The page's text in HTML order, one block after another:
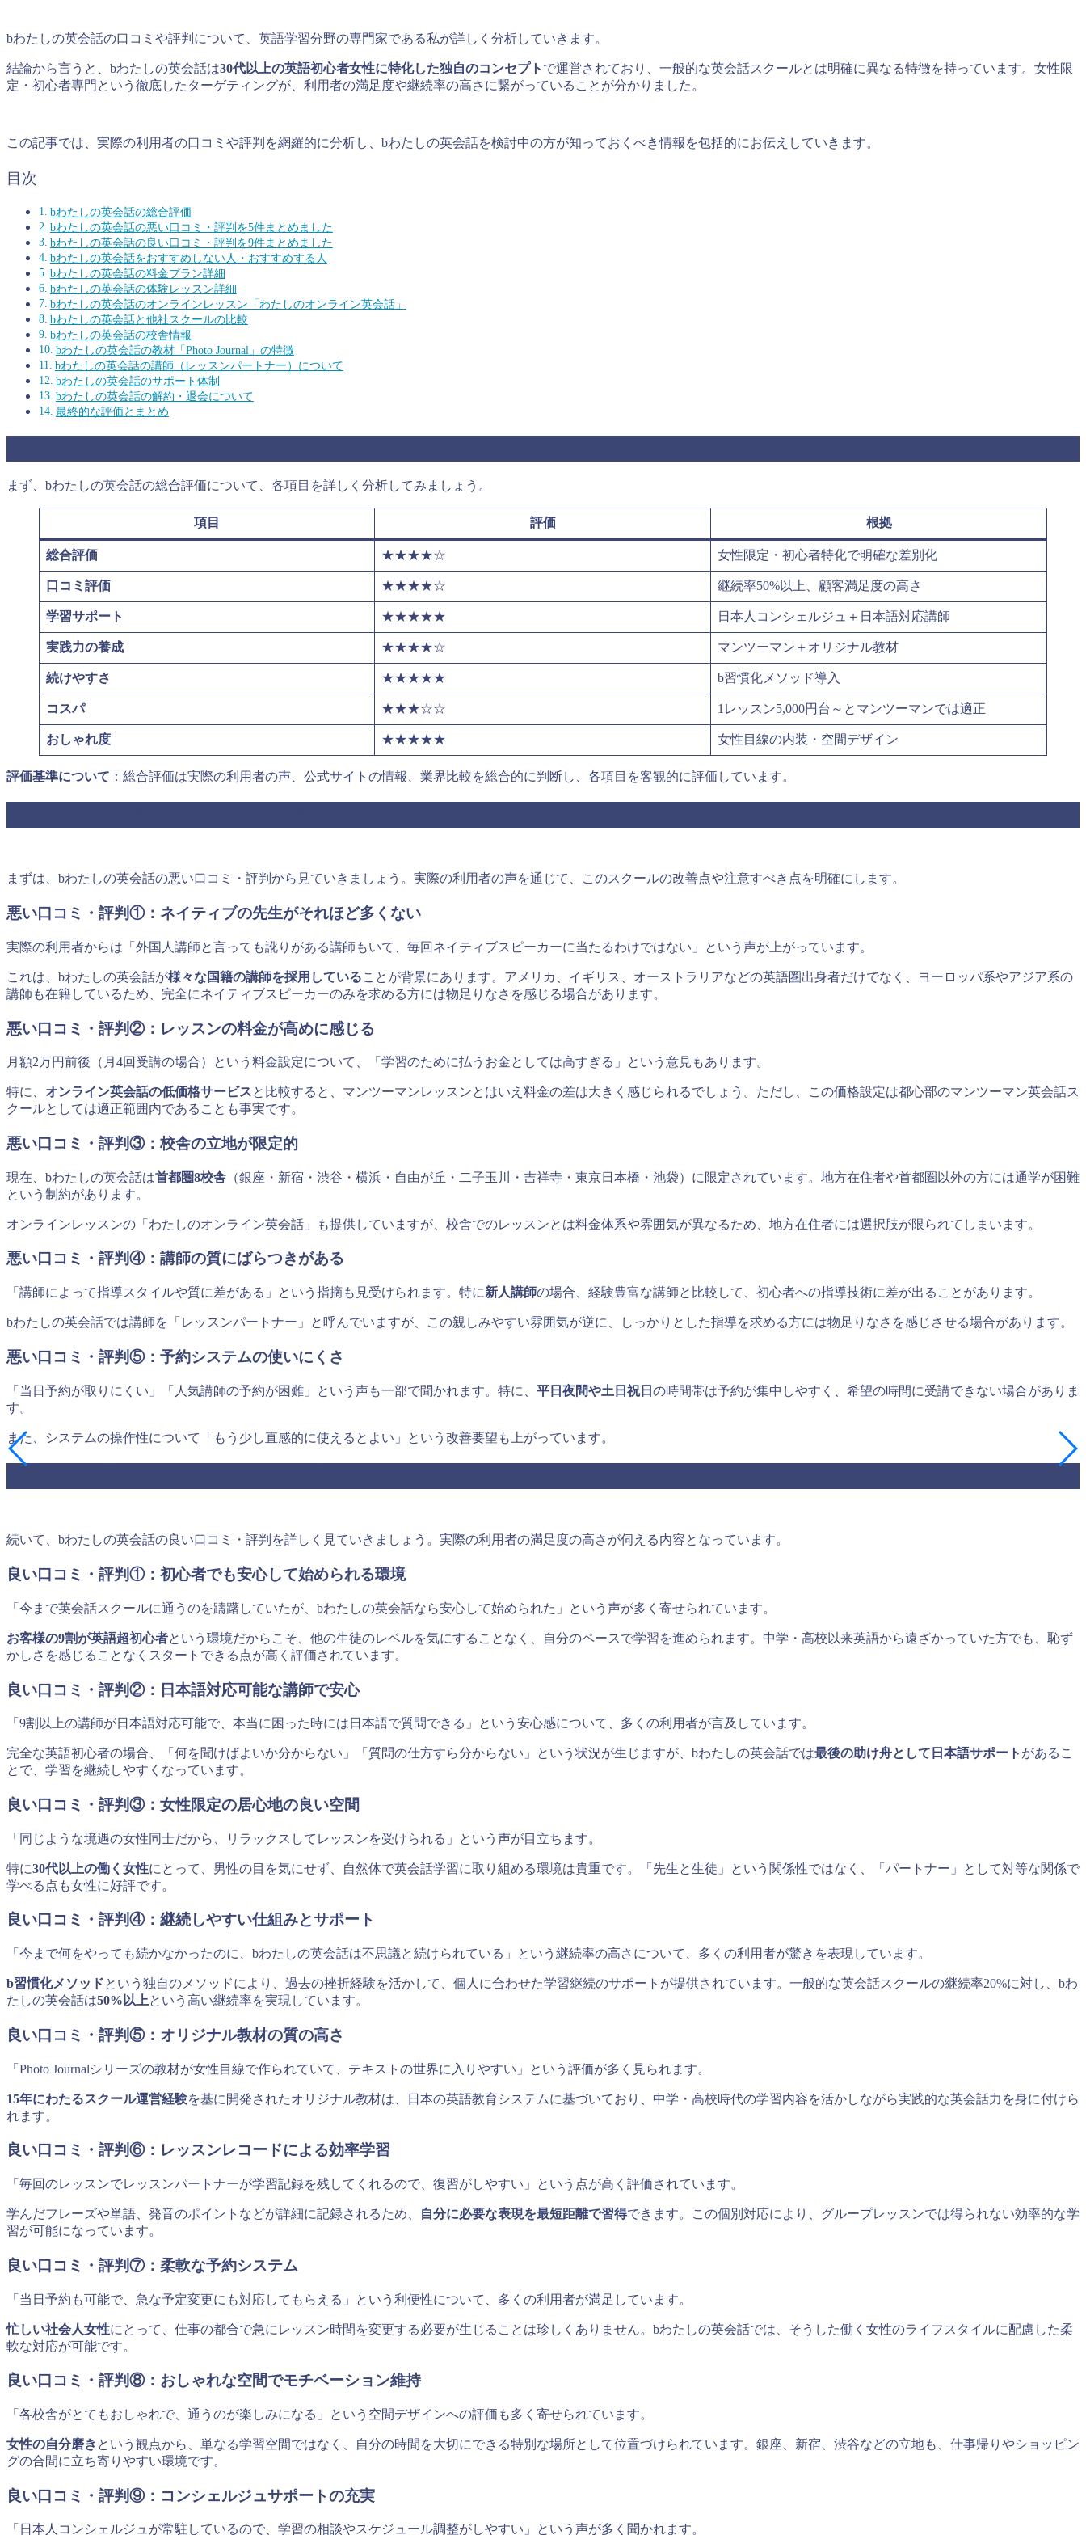
bわたしの英会話の口コミや評判について、英語学習分野の専門家である私が詳しく分析していきます。
結論から言うと、bわたしの英会話は30代以上の英語初心者女性に特化した独自のコンセプト で運営されており、一般的な英会話スクールとは明確に異なる特徴を持っています。女性限
定・初心者専門という徹底したターゲティングが、利用者の満足度や継続率の高さに繋がっていることが分かりました。
この記事では、実際の利用者の口コミや評判を網羅的に分析し、bわたしの英会話を検討中の方が知っておくべき情報を包括的にお伝えしていきます。
目次
bわたしの英会話の総合評価
bわたしの英会話の悪い口コミ・評判を5件まとめました
bわたしの英会話の良い口コミ・評判を9件まとめました
bわたしの英会話をおすすめしない人・おすすめする人
bわたしの英会話の料金プラン詳細
bわたしの英会話の体験レッスン詳細
bわたしの英会話のオンラインレッスン「わたしのオンライン英会話」
bわたしの英会話と他社スクールの比較
bわたしの英会話の校舎情報
bわたしの英会話の教材「Photo Journal」の特徴
bわたしの英会話の講師（レッスンパートナー）について
bわたしの英会話のサポート体制
bわたしの英会話の解約・退会について
最終的な評価とまとめ
まず、bわたしの英会話の総合評価について、各項目を詳しく分析してみましょう。
項目 評価 根拠
総合評価 ★★★★☆ 女性限定・初心者特化で明確な差別化
口コミ評価 ★★★★☆ 継続率50%以上、顧客満足度の高さ
学習サポート ★★★★★ 日本人コンシェルジュ＋日本語対応講師
実践力の養成 ★★★★☆ マンツーマン＋オリジナル教材
続けやすさ ★★★★★ b習慣化メソッド導入
コスパ ★★★☆☆ 1レッスン5,000円台～とマンツーマンでは適正
おしゃれ度 ★★★★★ 女性目線の内装・空間デザイン
評価基準について ：総合評価は実際の利用者の声、公式サイトの情報、業界比較を総合的に判断し、各項目を客観的に評価しています。
まずは、bわたしの英会話の悪い口コミ・評判から見ていきましょう。実際の利用者の声を通じて、このスクールの改善点や注意すべき点を明確にします。
悪い口コミ・評判①：ネイティブの先生がそれほど多くない
実際の利用者からは「外国人講師と言っても訛りがある講師もいて、毎回ネイティブスピーカーに当たるわけではない」という声が上がっています。
これは、bわたしの英会話が様々な国籍の講師を採用していることが背景にあります。アメリカ、イギリス、オーストラリアなどの英語圏出身者だけでなく、ヨーロッパ系やアジア系の
講師も在籍しているため、完全にネイティブスピーカーのみを求める方には物足りなさを感じる場合があります。
悪い口コミ・評判②：レッスンの料金が高めに感じる
月額2万円前後（月4回受講の場合）という料金設定について、「学習のために払うお金としては高すぎる」という意見もあります。
特に、 オンライン英会話の低価格サービスと比較すると、マンツーマンレッスンとはいえ料金の差は大きく感じられるでしょう。ただし、この価格設定は都心部のマンツーマン英会話ス
クールとしては適正範囲内であることも事実です。
悪い口コミ・評判③：校舎の立地が限定的
現在、bわたしの英会話は首都圏8校舎 （銀座・新宿・渋谷・横浜・自由が丘・二子玉川・吉祥寺・東京日本橋・池袋）に限定されています。地方在住者や首都圏以外の方には通学が困難
という制約があります。
オンラインレッスンの「わたしのオンライン英会話」も提供していますが、校舎でのレッスンとは料金体系や雰囲気が異なるため、地方在住者には選択肢が限られてしまいます。
悪い口コミ・評判④：講師の質にばらつきがある
「講師によって指導スタイルや質に差がある」という指摘も見受けられます。特に新人講師の場合、経験豊富な講師と比較して、初心者への指導技術に差が出ることがあります。
bわたしの英会話では講師を「レッスンパートナー」と呼んでいますが、この親しみやすい雰囲気が逆に、しっかりとした指導を求める方には物足りなさを感じさせる場合があります。
悪い口コミ・評判⑤：予約システムの使いにくさ
「当日予約が取りにくい」「人気講師の予約が困難」という声も一部で聞かれます。特に、 平日夜間や土日祝日 の時間帯は予約が集中しやすく、希望の時間に受講できない場合がありま
す。
また、システムの操作性について「もう少し直感的に使えるとよい」という改善要望も上がっています。
続いて、bわたしの英会話の良い口コミ・評判を詳しく見ていきましょう。実際の利用者の満足度の高さが伺える内容となっています。
良い口コミ・評判①：初心者でも安心して始められる環境
「今まで英会話スクールに通うのを躊躇していたが、bわたしの英会話なら安心して始められた」という声が多く寄せられています。
お客様の9割が英語超初心者という環境だからこそ、他の生徒のレベルを気にすることなく、自分のペースで学習を進められます。中学・高校以来英語から遠ざかっていた方でも、恥ず
かしさを感じることなくスタートできる点が高く評価されています。
良い口コミ・評判②：日本語対応可能な講師で安心
「9割以上の講師が日本語対応可能で、本当に困った時には日本語で質問できる」という安心感について、多くの利用者が言及しています。
完全な英語初心者の場合、「何を聞けばよいか分からない」「質問の仕方すら分からない」という状況が生じますが、bわたしの英会話では最後の助け舟として日本語サポート があるこ
とで、学習を継続しやすくなっています。
良い口コミ・評判③：女性限定の居心地の良い空間
「同じような境遇の女性同士だから、リラックスしてレッスンを受けられる」という声が目立ちます。
特に30代以上の働く女性にとって、男性の目を気にせず、自然体で英会話学習に取り組める環境は貴重です。「先生と生徒」という関係性ではなく、「パートナー」として対等な関係で
学べる点も女性に好評です。
良い口コミ・評判④：継続しやすい仕組みとサポート
「今まで何をやっても続かなかったのに、bわたしの英会話は不思議と続けられている」という継続率の高さについて、多くの利用者が驚きを表現しています。
b習慣化メソッドという独自のメソッドにより、過去の挫折経験を活かして、個人に合わせた学習継続のサポートが提供されています。一般的な英会話スクールの継続率20%に対し、bわ
たしの英会話は50%以上という高い継続率を実現しています。
良い口コミ・評判⑤：オリジナル教材の質の高さ
「Photo Journalシリーズの教材が女性目線で作られていて、テキストの世界に入りやすい」という評価が多く見られます。
15年にわたるスクール運営経験を基に開発されたオリジナル教材は、日本の英語教育システムに基づいており、中学・高校時代の学習内容を活かしながら実践的な英会話力を身に付けら
れます。
良い口コミ・評判⑥：レッスンレコードによる効率学習
「毎回のレッスンでレッスンパートナーが学習記録を残してくれるので、復習がしやすい」という点が高く評価されています。
学んだフレーズや単語、発音のポイントなどが詳細に記録されるため、 自分に必要な表現を最短距離で習得できます。この個別対応により、グループレッスンでは得られない効率的な学
習が可能になっています。
良い口コミ・評判⑦：柔軟な予約システム
「当日予約も可能で、急な予定変更にも対応してもらえる」という利便性について、多くの利用者が満足しています。
忙しい社会人女性にとって、仕事の都合で急にレッスン時間を変更する必要が生じることは珍しくありません。bわたしの英会話では、そうした働く女性のライフスタイルに配慮した柔
軟な対応が可能です。
良い口コミ・評判⑧：おしゃれな空間でモチベーション維持
「各校舎がとてもおしゃれで、通うのが楽しみになる」という空間デザインへの評価も多く寄せられています。
女性の自分磨き という観点から、単なる学習空間ではなく、自分の時間を大切にできる特別な場所として位置づけられています。銀座、新宿、渋谷などの立地も、仕事帰りやショッピン
グの合間に立ち寄りやすい環境です。
良い口コミ・評判⑨：コンシェルジュサポートの充実
「日本人コンシェルジュが常駐しているので、学習の相談やスケジュール調整がしやすい」という声が多く聞かれます。